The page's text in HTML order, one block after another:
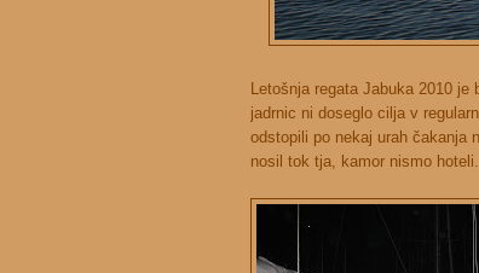
Letošnja regata Jabuka 2010
jadrnic ni doseglo cilja v
odstopili po nekaj urah čakanja
nosil tok tja, kamor nismo hoteli...